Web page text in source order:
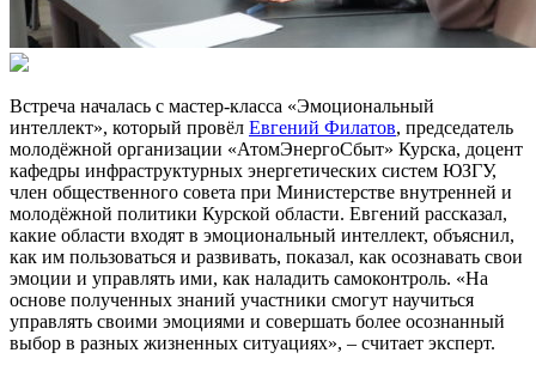
Встреча началась с мастер-класса «Эмоциональный
интеллект», который провёл Евгений Филатов, председатель
молодёжной организации «АтомЭнергоСбыт» Курска, доцент
кафедры инфраструктурных энергетических систем ЮЗГУ,
член общественного совета при Министерстве внутренней и
молодёжной политики Курской области. Евгений рассказал,
какие области входят в эмоциональный интеллект, объяснил,
как им пользоваться и развивать, показал, как осознавать свои
эмоции и управлять ими, как наладить самоконтроль. «На
основе полученных знаний участники смогут научиться
управлять своими эмоциями и совершать более осознанный
выбор в разных жизненных ситуациях», – считает эксперт.